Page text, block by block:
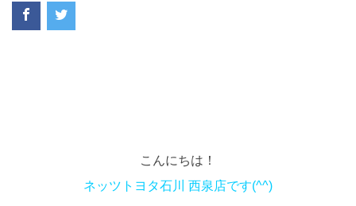
こんにちは！
ネッツトヨタ石川 西泉店です(^^)